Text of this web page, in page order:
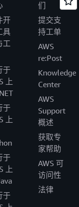
开
具
工
于
上
于
上
于
上
于
们
提交支
持工单
AWS
re:Post
Knowledge
Center
AWS
Support
概述
获取专
家帮助
AWS 可
访问性
法律